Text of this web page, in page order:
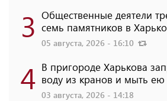
3 Общественные деятели
семь памятников в
05 августа, 2026 - 16:10
4 В пригороде Харькова
воду из кранов и мыть ею
03 августа, 2026 - 14:18